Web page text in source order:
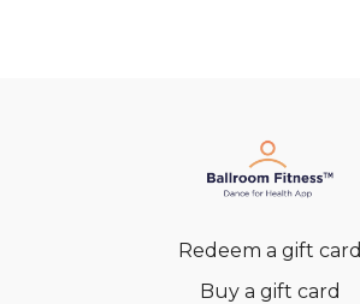
Redeem a gift card
Buy a gift card